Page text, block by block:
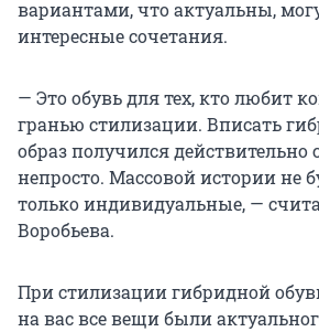
вариантами, что актуальны,
интересные сочетания.
— Это обувь для тех, кто любит
гранью стилизации. Вписать
образ получился
непросто. Массовой истории не
только индивидуальные, —
Воробьева.
При стилизации гибридной
на вас все вещи были